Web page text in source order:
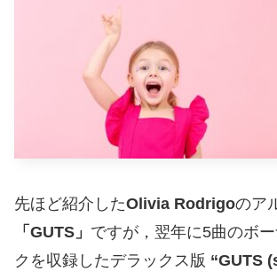
先ほど紹介したOlivia Rodrigoのア
「GUTS」 ですが，翌年に5曲のボ
クを収録したデラックス版 “GUTS